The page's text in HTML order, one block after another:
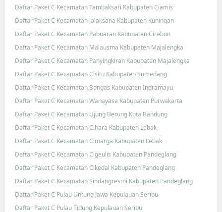
Daftar Paket C Kecamatan Tambaksari Kabupaten Ciamis
Daftar Paket C Kecamatan Jalaksana Kabupaten Kuningan
Daftar Paket C Kecamatan Pabuaran Kabupaten Cirebon
Daftar Paket C Kecamatan Malausma Kabupaten Majalengka
Daftar Paket C Kecamatan Panyingkiran Kabupaten Majalengka
Daftar Paket C Kecamatan Cisitu Kabupaten Sumedang
Daftar Paket C Kecamatan Bongas Kabupaten Indramayu
Daftar Paket C Kecamatan Wanayasa Kabupaten Purwakarta
Daftar Paket C Kecamatan Ujung Berung Kota Bandung
Daftar Paket C Kecamatan Cihara Kabupaten Lebak
Daftar Paket C Kecamatan Cimarga Kabupaten Lebak
Daftar Paket C Kecamatan Cigeulis Kabupaten Pandeglang
Daftar Paket C Kecamatan Cikedal Kabupaten Pandeglang
Daftar Paket C Kecamatan Sindangresmi Kabupaten Pandeglang
Daftar Paket C Pulau Untung Jawa Kepulauan Seribu
Daftar Paket C Pulau Tidung Kepulauan Seribu